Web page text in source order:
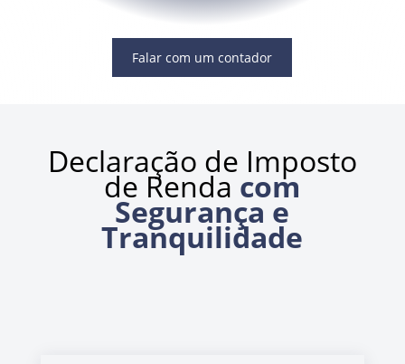
Falar com um contador
Declaração de Imposto
de Renda com
Segurança e
Tranquilidade